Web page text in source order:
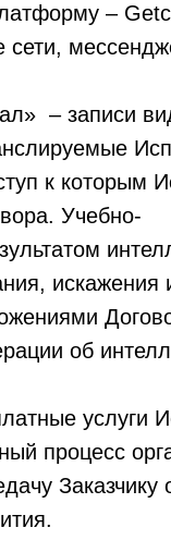
–
– записи
к которым
Учебно-
искажения
об
услуги
процесс
Заказчику